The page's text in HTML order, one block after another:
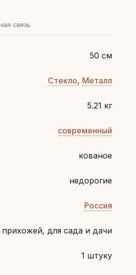
связь
50 см
Стекло, Металл
5.21 кг
современный
кованое
недорогие
Россия
прихожей, для сада и дачи
1 штуку